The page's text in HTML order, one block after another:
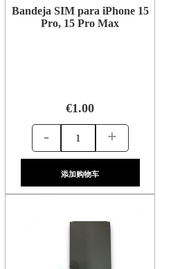
Bandeja SIM para iPhone 15
Pro, 15 Pro Max
€1.00
- +
添加购物车